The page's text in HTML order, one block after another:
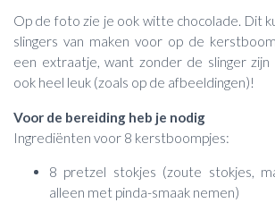
Op de foto zie je ook witte chocolade. Dit
slingers van maken voor op de
een extraatje, want zonder de slinger
ook heel leuk (zoals op de afbeeldingen)!
Voor de bereiding heb je nodig
Ingrediënten voor 8 kerstboompjes:
8 pretzel stokjes (zoute stokjes,
alleen met pinda-smaak nemen)